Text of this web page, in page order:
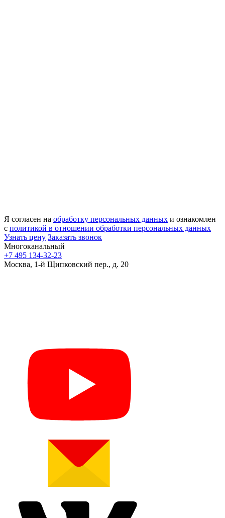
Я согласен на обработку персональных данных и ознакомлен
с политикой в отношении обработки персональных данных
Узнать цену Заказать звонок
Многоканальный
+7 495 134-32-23
Москва, 1-й Щипковский пер., д. 20